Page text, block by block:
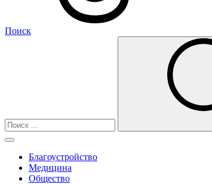
Поиск
Благоустройство
Медицина
Общество